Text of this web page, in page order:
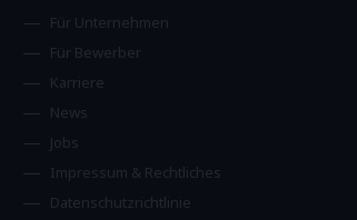
Für Unternehmen
Für Bewerber
Karriere
News
Jobs
Impressum & Rechtliches
Datenschutzrichtlinie